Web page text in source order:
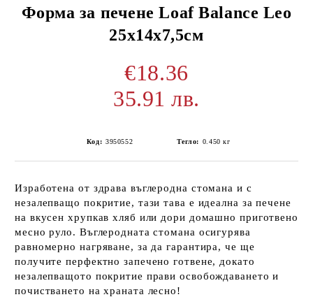
Форма за печене Loaf Balance Leo
25х14х7,5см
€18.36
35.91 лв.
Код: 3950552 Тегло: 0.450 кг
Изработена от здрава въглеродна стомана и с
незалепващо покритие, тази тава е идеална за печене
на вкусен хрупкав хляб или дори домашно приготвено
месно руло. Въглеродната стомана осигурява
равномерно нагряване, за да гарантира, че ще
получите перфектно запечено готвене, докато
незалепващото покритие прави освобождаването и
почистването на храната лесно!